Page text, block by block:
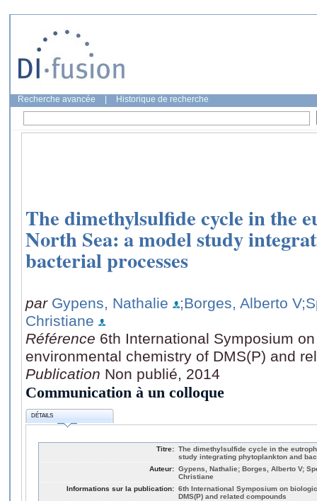
Recherche avancée Historique de recherche
The dimethylsulfide cycle in the
North Sea: a model study
bacterial processes
par Gypens, Nathalie ;Borges, Alberto V
Christiane
Référence 6th International Symposium
environmental chemistry of DMS(P) and
Publication Non publié, 2014
Communication à un colloque
DÉTAILS
Titre: The dimethylsulfide cycle in the
study integrating phytoplankton and
Auteur: Gypens, Nathalie; Borges, Alberto V;
Christiane
Informations sur la publication: 6th International Symposium on
DMS(P) and related compounds